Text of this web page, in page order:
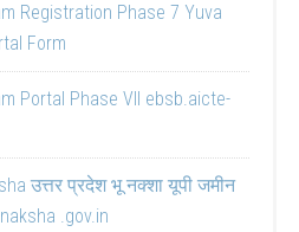
Registration Phase 7 Yuva
Form
Portal Phase VII ebsb.aicte-
उत्तर प्रदेश भू नक्शा यूपी जमीन
.gov.in